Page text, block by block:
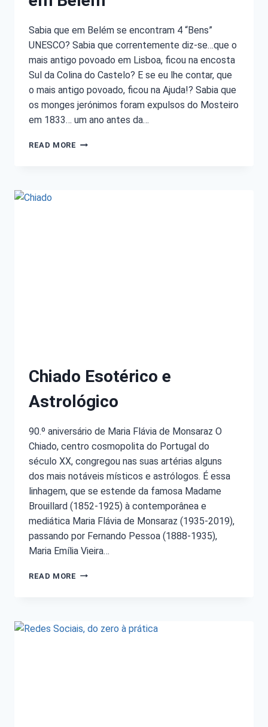
Sabia que em Belém se encontram 4 “Bens”
UNESCO? Sabia que correntemente diz-se…que o
mais antigo povoado em Lisboa, ficou na encosta
Sul da Colina do Castelo? E se eu lhe contar, que
o mais antigo povoado, ficou na Ajuda!? Sabia que
os monges jerónimos foram expulsos do Mosteiro
em 1833… um ano antes da…
READ MORE
Chiado Esotérico e
Astrológico
90.º aniversário de Maria Flávia de Monsaraz O
Chiado, centro cosmopolita do Portugal do
século XX, congregou nas suas artérias alguns
dos mais notáveis místicos e astrólogos. É essa
linhagem, que se estende da famosa Madame
Brouillard (1852-1925) à contemporânea e
mediática Maria Flávia de Monsaraz (1935-2019),
passando por Fernando Pessoa (1888-1935),
Maria Emília Vieira…
READ MORE